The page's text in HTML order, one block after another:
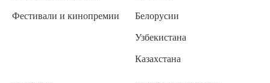
Фестивали и кинопремии Белорусии
Узбекистана
Казахстана